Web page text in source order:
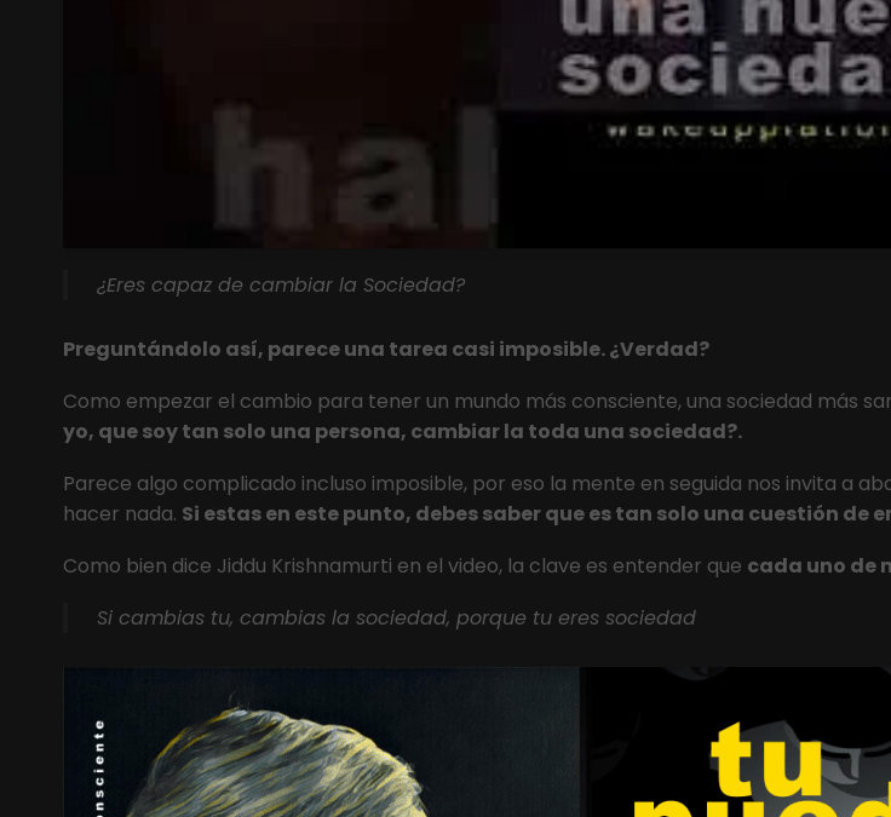
¿Eres capaz de cambiar la Sociedad?
Preguntándolo así, parece una tarea casi imposible. ¿Verdad?
Como empezar el cambio para tener un mundo más consciente, una sociedad más
yo, que soy tan solo una persona, cambiar la toda una sociedad?.
Parece algo complicado incluso imposible, por eso la mente en seguida nos invita a
hacer nada. Si estas en este punto, debes saber que es tan solo una cuestión de
Como bien dice Jiddu Krishnamurti en el video, la clave es entender que cada uno de
Si cambias tu, cambias la sociedad, porque tu eres sociedad